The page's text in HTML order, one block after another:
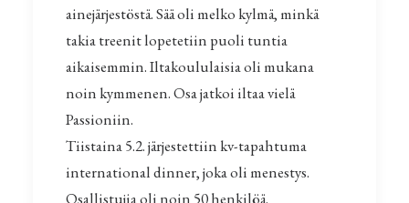
ainejärjestöstä. Sää oli melko kylmä, minkä
takia treenit lopetetiin puoli tuntia
aikaisemmin. Iltakoululaisia oli mukana
noin kymmenen. Osa jatkoi iltaa vielä
Passioniin.
Tiistaina 5.2. järjestettiin kv-tapahtuma
international dinner, joka oli menestys.
Osallistujia oli noin 50 henkilöä.